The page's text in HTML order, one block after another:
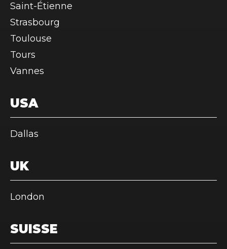
Saint-Étienne
Strasbourg
Toulouse
Tours
Vannes
USA
Dallas
UK
London
SUISSE